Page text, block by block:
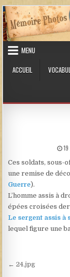
Skip to content
MENU
ACCUEIL
Ces soldats,
une remise de
Guerre).
L’homme assis à
épées croisées
Le sergent assis à
lequel figure une
← 24.jpg